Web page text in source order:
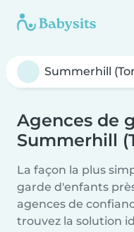
Agences de
Summerhill
La façon la plus
garde d'enfants
agences de
trouvez la solution